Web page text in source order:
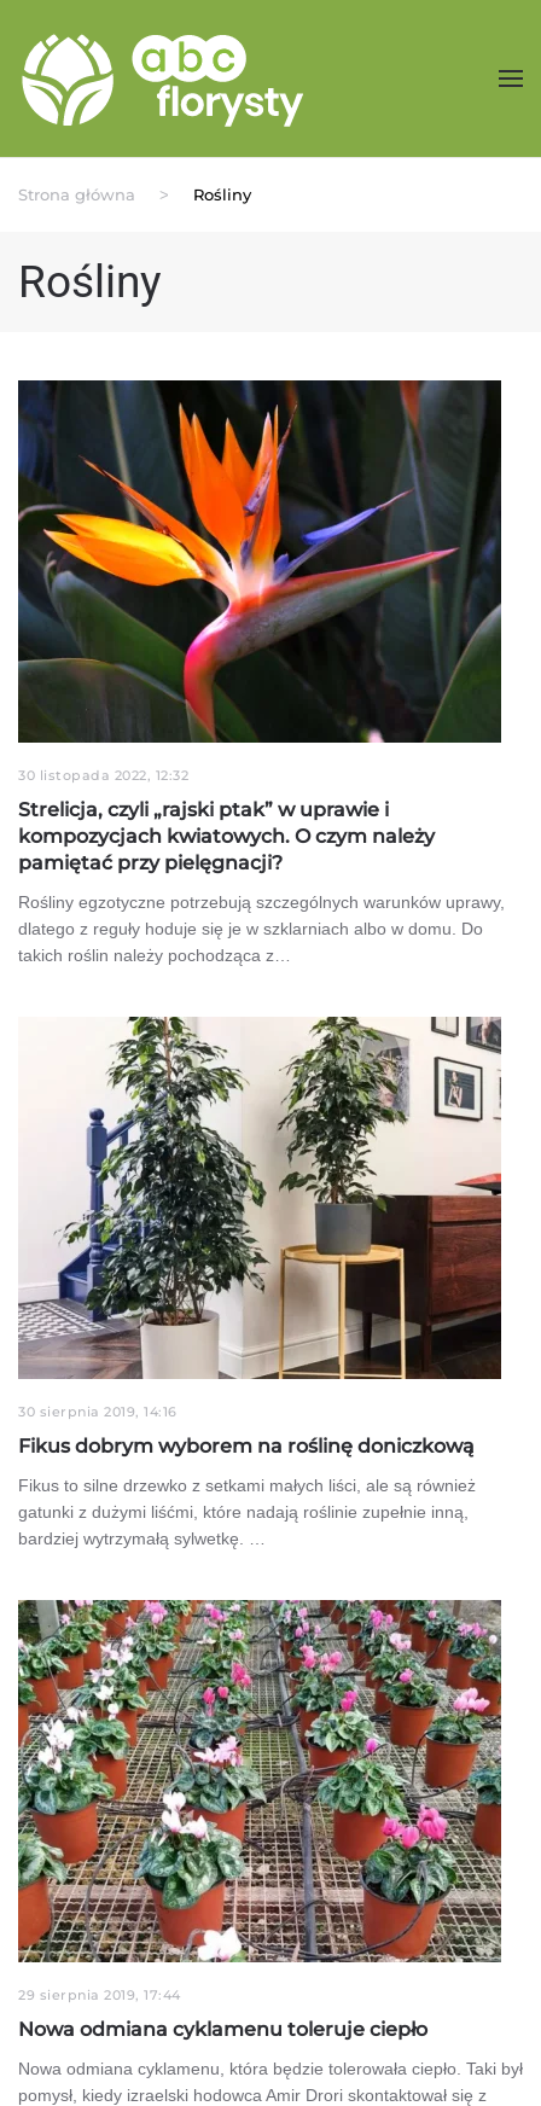
Przejdź do treści głównej
Strona główna Rośliny
Rośliny
30 listopada 2022, 12:32
Strelicja, czyli „rajski ptak” w uprawie i
kompozycjach kwiatowych. O czym należy
pamiętać przy pielęgnacji?
Rośliny egzotyczne potrzebują szczególnych warunków uprawy,
dlatego z reguły hoduje się je w szklarniach albo w domu. Do
takich roślin należy pochodząca z…
30 sierpnia 2019, 14:16
Fikus dobrym wyborem na roślinę doniczkową
Fikus to silne drzewko z setkami małych liści, ale są również
gatunki z dużymi liśćmi, które nadają roślinie zupełnie inną,
bardziej wytrzymałą sylwetkę. …
29 sierpnia 2019, 17:44
Nowa odmiana cyklamenu toleruje ciepło
Nowa odmiana cyklamenu, która będzie tolerowała ciepło. Taki był
pomysł, kiedy izraelski hodowca Amir Drori skontaktował się z